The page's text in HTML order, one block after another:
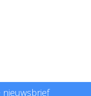
nieuwsbrief